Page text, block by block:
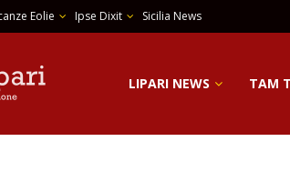
Eolie Ipse Dixit Sicilia News
LIPARI NEWS TAM